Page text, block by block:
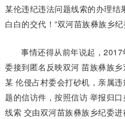
某伦违纪违法问题线索的办理结
白白的交代！”双河苗族彝族乡纪
事情还得从前年说起，
委接到匿名反映双河 苗族彝族
某 伦侵占村委会打砂机，亲属
题的信访件，按照信访 举报归
线索 交由双河苗族彝族乡纪委